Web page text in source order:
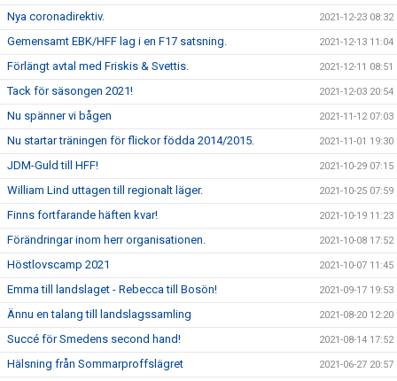
Nya coronadirektiv. 2021-12-23 08:32
Gemensamt EBK/HFF lag i en F17 satsning. 2021-12-13 11:04
Förlängt avtal med Friskis & Svettis. 2021-12-11 08:51
Tack för säsongen 2021! 2021-12-03 20:54
Nu spänner vi bågen 2021-11-12 07:03
Nu startar träningen för flickor födda 2014/2015. 2021-11-01 19:30
JDM-Guld till HFF! 2021-10-29 07:15
William Lind uttagen till regionalt läger. 2021-10-25 07:59
Finns fortfarande häften kvar! 2021-10-19 11:23
Förändringar inom herr organisationen. 2021-10-08 17:52
Höstlovscamp 2021 2021-10-07 11:45
Emma till landslaget - Rebecca till Bosön! 2021-09-17 19:53
Ännu en talang till landslagssamling 2021-08-20 12:20
Succé för Smedens second hand! 2021-08-14 17:52
Hälsning från Sommarproffslägret 2021-06-27 20:57